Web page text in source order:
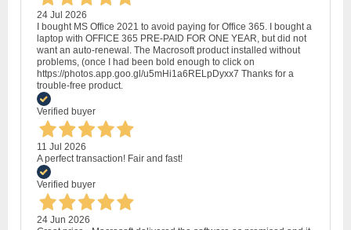
24 Jul 2026
I bought MS Office 2021 to avoid paying for Office 365. I bought a
laptop with OFFICE 365 PRE-PAID FOR ONE YEAR, but did not
want an auto-renewal. The Macrosoft product installed without
problems, (once I had been bold enough to click on
https://photos.app.goo.gl/u5mHi1a6RELpDyxx7 Thanks for a
trouble-free product.
Verified buyer
11 Jul 2026
A perfect transaction! Fair and fast!
Verified buyer
24 Jun 2026